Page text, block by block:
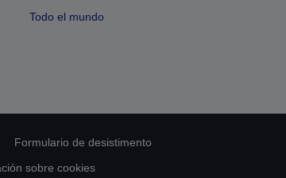
Todo el mundo
Formulario de desistimento
sobre cookies